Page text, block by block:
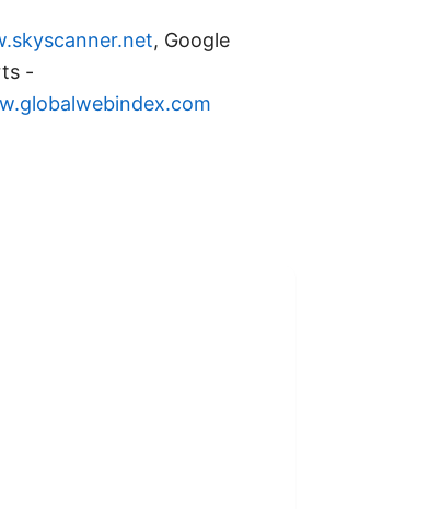
, Google
-